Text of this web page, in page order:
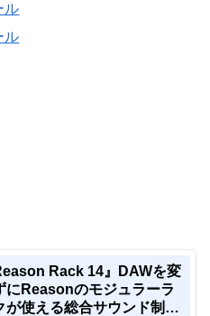
ル
ル
Rack 14』DAWを変
にReasonのモジュラーラ
が使える総合サウンド制作